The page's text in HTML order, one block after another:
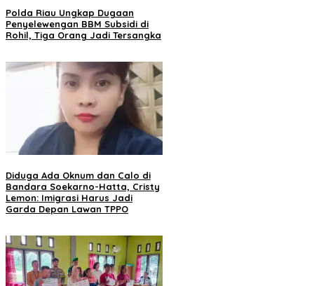
Polda Riau Ungkap Dugaan
Penyelewengan BBM Subsidi di
Rohil, Tiga Orang Jadi Tersangka
Diduga Ada Oknum dan Calo di
Bandara Soekarno-Hatta, Cristy
Lemon: Imigrasi Harus Jadi
Garda Depan Lawan TPPO